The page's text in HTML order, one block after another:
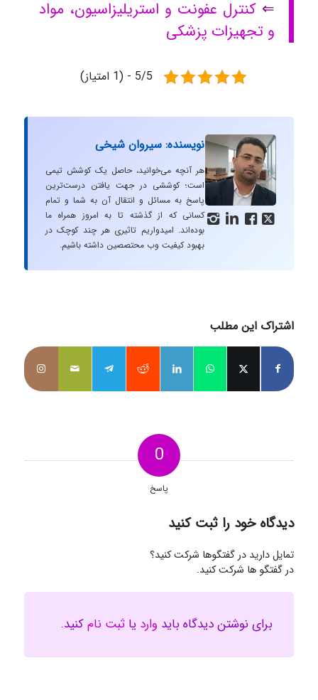
⇐ کنترل عفونت و استریلیزاسیون، مواد
و تجهیزات پزشکی
5/5 - (1 امتیاز)
   
نویسنده: سیروان شیخی
هر آنچه می‌خوانید، حاصل یک کوشش تیمی
است؛ کوششی در جهت یافتن درست‌ترین
پاسخ به مسائل و انتقال آن به شما و تمام
کسانی که از گذشته تا به امروز همراه ما
بوده‌اند. امیدواریم تاثیری هر چند کوچک در
بهبود کیفیت وب محتصصین داشته باشیم.
اشتراک این مطلب
0
پاسخ
دیدگاه خود را ثبت کنید
تمایل دارید در گفتگوها شرکت کنید؟
در گفتگو ها شرکت کنید.
برای نوشتن دیدگاه باید وارد یا ثبت نامکنید.